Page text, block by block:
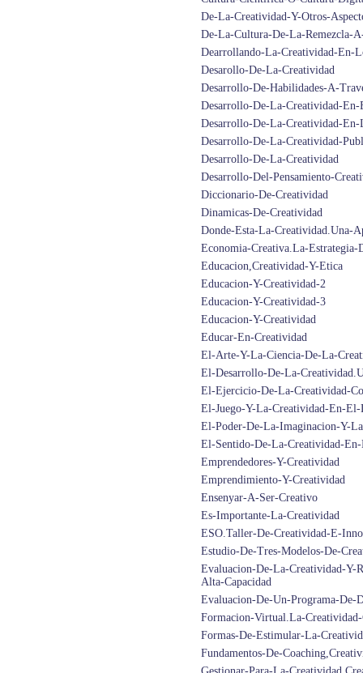
De-La-Creatividad-Y-Otros-
De-La-Cultura-De-La-Remezcla-
Dearrollando-La-Creatividad-En-
Desarollo-De-La-Creatividad
Desarrollo-De-Habilidades-A-
Desarrollo-De-La-Creatividad-
Desarrollo-De-La-Creatividad-En-
Desarrollo-De-La-Creatividad-
Desarrollo-De-La-Creatividad
Desarrollo-Del-Pensamiento-
Diccionario-De-Creatividad
Dinamicas-De-Creatividad
Donde-Esta-La-Creatividad.Una-
Economia-Creativa.La-
Educacion,Creatividad-Y-Etica
Educacion-Y-Creatividad-2
Educacion-Y-Creatividad-3
Educacion-Y-Creatividad
Educar-En-Creatividad
El-Arte-Y-La-Ciencia-De-La-
El-Desarrollo-De-La-
El-Ejercicio-De-La-Creatividad-
El-Juego-Y-La-Creatividad-En-
El-Poder-De-La-Imaginacion-Y-
El-Sentido-De-La-Creatividad-
Emprendedores-Y-Creatividad
Emprendimiento-Y-Creatividad
Ensenyar-A-Ser-Creativo
Es-Importante-La-Creatividad
ESO.Taller-De-Creatividad-E-
Estudio-De-Tres-Modelos-De-
Evaluacion-De-La-Creatividad-Y-
Alta-Capacidad
Evaluacion-De-Un-Programa-De-
Formacion-Virtual.La-Creatividad-
Formas-De-Estimular-La-
Fundamentos-De-